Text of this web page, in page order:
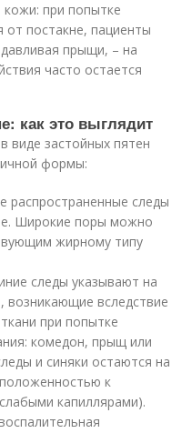
при попытке
от постакне, пациенты
прыщи, – на
часто остается
как это выглядит
виде застойных пятен
формы:
распространенные следы
Широкие поры можно
жирному типу
следы указывают на
возникающие вследствие
при попытке
комедон, прыщ или
и синяки остаются на
к
капиллярами).